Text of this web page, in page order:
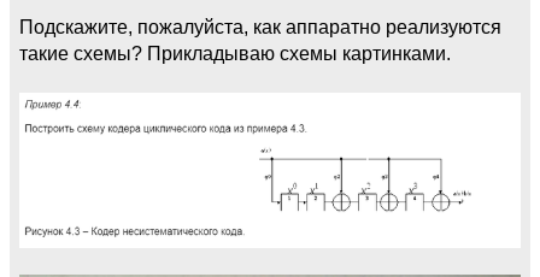
Подскажите, пожалуйста, как аппаратно реализуются
такие схемы? Прикладываю схемы картинками.